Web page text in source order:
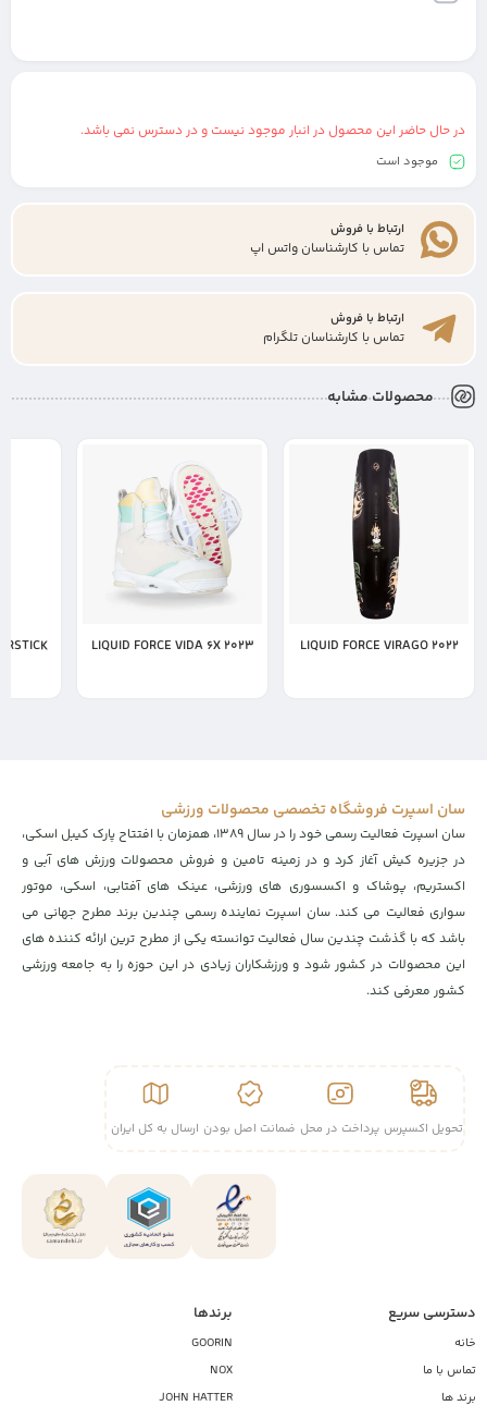
در حال حاضر این محصول در انبار موجود نیست و در دسترس نمی باشد.
موجود است
ارتباط با فروش
تماس با کارشناسان واتس اپ
ارتباط با فروش
تماس با کارشناسان تلگرام
محصولات مشابه
LIQUID FORCE VIRAGO 2022
LIQUID FORCE VIDA 6X 2023
سان اسپرت فروشگاه تخصصی محصولات ورزشی
سان اسپرت فعالیت رسمی خود را در سال ۱۳۸۹، همزمان با افتتاح پارک کیبل اسکی،
در جزیره کیش آغاز کرد و در زمینه تامین و فروش محصولات ورزش های آبی و
اکستریم، پوشاک و اکسسوری های ورزشی، عینک های آفتابی، اسکی، موتور
سواری فعالیت می کند. سان اسپرت نماینده رسمی چندین برند مطرح جهانی می
باشد که با گذشت چندین سال فعالیت توانسته یکی از مطرح ترین ارائه کننده های
این محصولات در کشور شود و ورزشکاران زیادی در این حوزه را به جامعه ورزشی
کشور معرفی کند.
تحویل اکسپرس پرداخت در محل ضمانت اصل بودن ارسال به کل ایران
دسترسی سریع
خانه
تماس با ما
برند ها
برندها
GOORIN
NOX
JOHN HATTER